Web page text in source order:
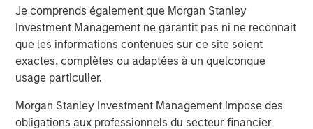
Je comprends également que Morgan Stanley
Investment Management ne garantit pas ni ne reconnait
que les informations contenues sur ce site soient
exactes, complètes ou adaptées à un quelconque
usage particulier.
Morgan Stanley Investment Management impose des
obligations aux professionnels du secteur financier
Morgan Stanley Institute for Inclusion’s Equity in
Education and Career Consortium. Over the last 15 years,
ANY has provided mentorship and intensive career
development training to over 6,000 low-income, first-
generation college students through its local Fellows
Each year, over 90% of Fellows served by ANY complete
internships and graduate from college and nearly 80%